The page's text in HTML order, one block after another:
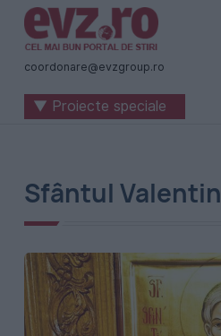
Știri
naționale
internaționale
România
-
Zilei
coordonare@evzgroup.ro
▼ Proiecte speciale
Sfântul Valentin